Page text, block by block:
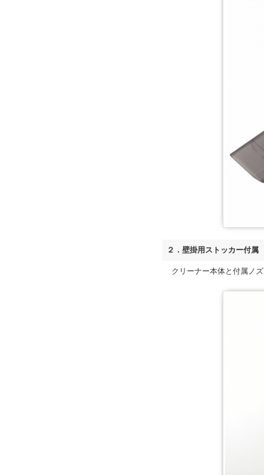
２．壁掛用ストッカー付属
クリーナー本体と付属ノ